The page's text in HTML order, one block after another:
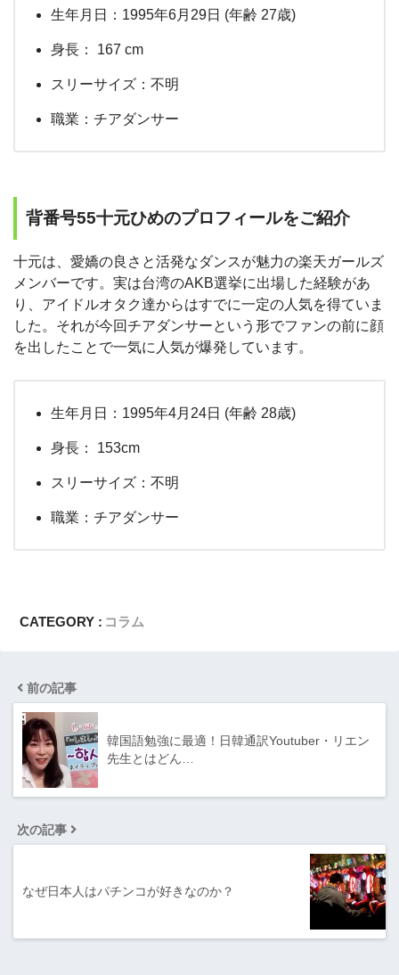
生年月日：1995年6月29日 (年齢 27歳)
身長： 167 cm
スリーサイズ：不明
職業：チアダンサー
背番号55十元ひめのプロフィールをご紹介
十元は、愛嬌の良さと活発なダンスが魅力の楽天ガールズ
メンバーです。実は台湾のAKB選挙に出場した経験があ
り、アイドルオタク達からはすでに一定の人気を得ていま
した。それが今回チアダンサーという形でファンの前に顔
を出したことで一気に人気が爆発しています。
生年月日：1995年4月24日 (年齢 28歳)
身長： 153cm
スリーサイズ：不明
職業：チアダンサー
CATEGORY : コラム
前の記事
韓国語勉強に最適！日韓通訳Youtuber・リエン
先生とはどん…
次の記事
なぜ日本人はパチンコが好きなのか？